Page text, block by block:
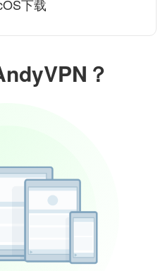
？
下载